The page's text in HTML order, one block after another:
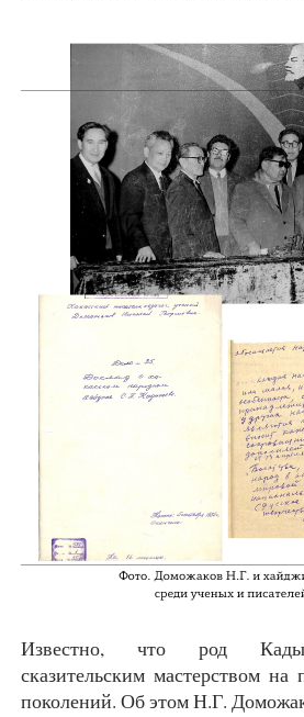
Известно, что род
сказительским мастерством
поколений. Об этом Н.Г.